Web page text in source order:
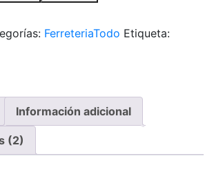
FerreteriaTodo Etiqueta:
Información adicional
(2)